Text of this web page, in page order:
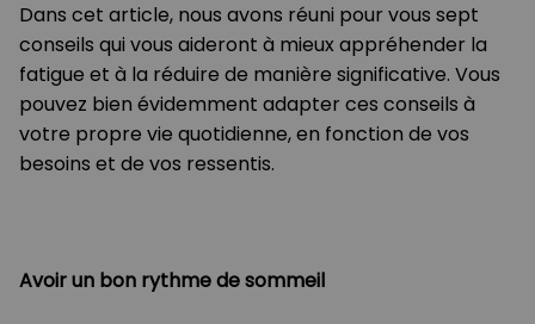
Dans cet article, nous avons réuni pour vous sept
conseils qui vous aideront à mieux appréhender la
fatigue et à la réduire de manière significative. Vous
pouvez bien évidemment adapter ces conseils à
votre propre vie quotidienne, en fonction de vos
besoins et de vos ressentis.
Avoir un bon rythme de sommeil